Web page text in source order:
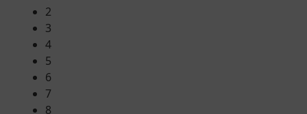
2
3
4
5
6
7
8